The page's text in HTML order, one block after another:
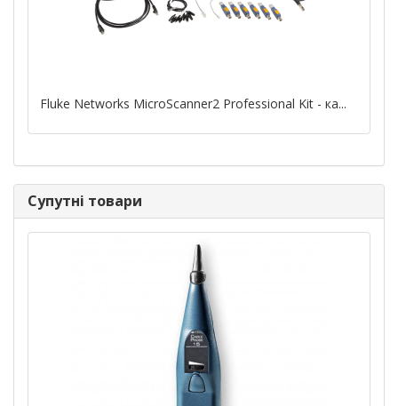
Fluke Networks MicroScanner2 Professional Kit - ка...
Супутні товари